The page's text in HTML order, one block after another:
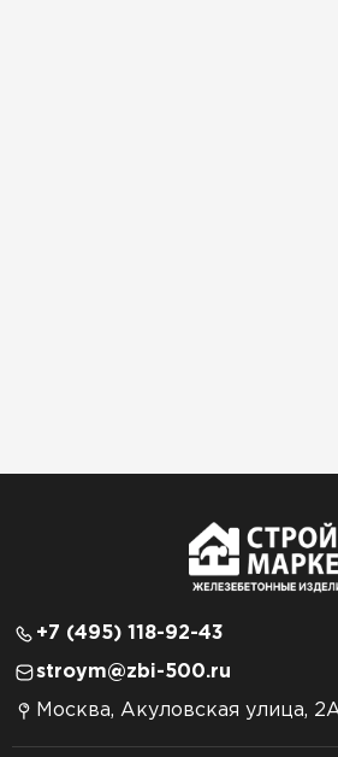
+7 (495) 118-92-43
stroym@zbi-500.ru
Москва, Акуловская улица,